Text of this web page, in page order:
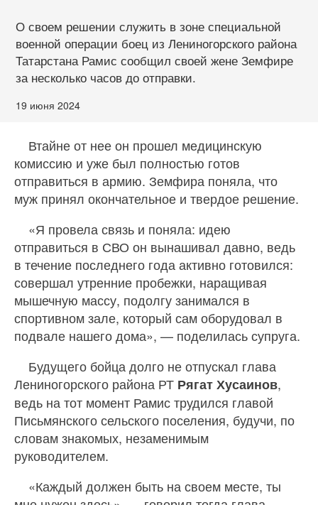
О своем решении служить в зоне специальной
военной операции боец из Лениногорского района
Татарстана Рамис сообщил своей жене Земфире
за несколько часов до отправки.
19 июня 2024
Втайне от нее он прошел медицинскую
комиссию и уже был полностью готов
отправиться в армию. Земфира поняла, что
муж принял окончательное и твердое решение.
«Я провела связь и поняла: идею
отправиться в СВО он вынашивал давно, ведь
в течение последнего года активно готовился:
совершал утренние пробежки, наращивая
мышечную массу, подолгу занимался в
спортивном зале, который сам оборудовал в
подвале нашего дома», — поделилась супруга.
Будущего бойца долго не отпускал глава
Лениногорского района РТ Рягат Хусаинов,
ведь на тот момент Рамис трудился главой
Письмянского сельского поселения, будучи, по
словам знакомых, незаменимым
руководителем.
«Каждый должен быть на своем месте, ты